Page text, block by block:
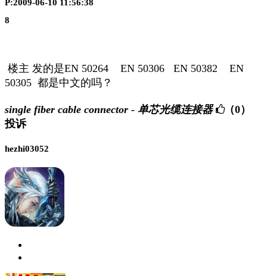
P:2009-06-10 11:56:38
8
楼主 发的是EN 50264 EN 50306 EN 50382 EN
50305 都是中文的吗？
single fiber cable connector - 单芯光缆连接器
（0）
投诉
hezhi03052